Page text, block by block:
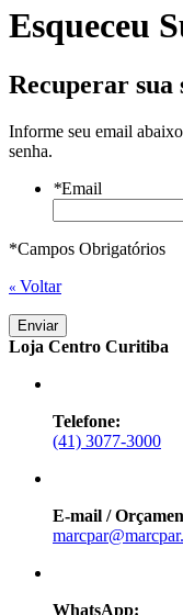
Esqueceu
Recuperar sua
Informe seu email
senha.
*Email
*Campos Obrigatórios
« Voltar
Enviar
Loja Centro Curitiba
Telefone:
(41) 3077-3000
E-mail /
WhatsApp: